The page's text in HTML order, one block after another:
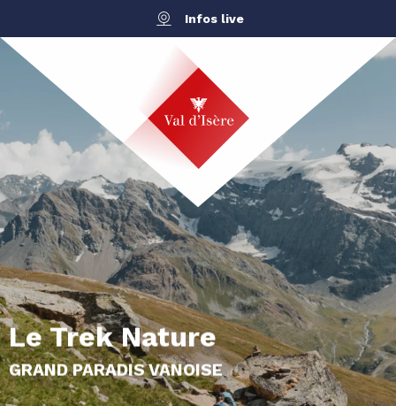
contenu
principal
Infos live
Le Trek Nature
GRAND PARADIS VANOISE